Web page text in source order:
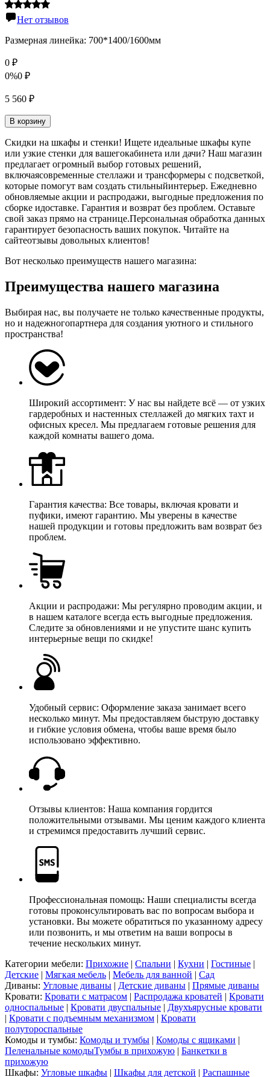
Нет отзывов
Размерная линейка: 700*1400/1600мм
0 ₽
0%0 ₽
5 560 ₽
В корзину
Скидки на шкафы и стенки! Ищете идеальные шкафы купе
или узкие стенки для вашегокабинета или дачи? Наш магазин
предлагает огромный выбор готовых решений,
включаясовременные стеллажи и трансформеры с подсветкой,
которые помогут вам создать стильныйинтерьер. Ежедневно
обновляемые акции и распродажи, выгодные предложения по
сборке идоставке. Гарантия и возврат без проблем. Оставьте
свой заказ прямо на странице.Персональная обработка данных
гарантирует безопасность ваших покупок. Читайте на
сайтеотзывы довольных клиентов!
Вот несколько преимуществ нашего магазина:
Преимущества нашего магазина
Выбирая нас, вы получаете не только качественные продукты,
но и надежногопартнера для создания уютного и стильного
пространства!
Широкий ассортимент: У нас вы найдете всё — от узких
гардеробных и настенных стеллажей до мягких тахт и
офисных кресел. Мы предлагаем готовые решения для
каждой комнаты вашего дома.
Гарантия качества: Все товары, включая кровати и
пуфики, имеют гарантию. Мы уверены в качестве
нашей продукции и готовы предложить вам возврат без
проблем.
Акции и распродажи: Мы регулярно проводим акции, и
в нашем каталоге всегда есть выгодные предложения.
Следите за обновлениями и не упустите шанс купить
интерьерные вещи по скидке!
Удобный сервис: Оформление заказа занимает всего
несколько минут. Мы предоставляем быструю доставку
и гибкие условия обмена, чтобы ваше время было
использовано эффективно.
Отзывы клиентов: Наша компания гордится
положительными отзывами. Мы ценим каждого клиента
и стремимся предоставить лучший сервис.
Профессиональная помощь: Наши специалисты всегда
готовы проконсультировать вас по вопросам выбора и
установки. Вы можете обратиться по указанному адресу
или позвонить, и мы ответим на ваши вопросы в
течение нескольких минут.
Категории мебели: Прихожие | Спальни | Кухни | Гостиные |
Детские | Мягкая мебель | Мебель для ванной | Сад
Диваны: Угловые диваны | Детские диваны | Прямые диваны
Кровати: Кровати с матрасом | Распродажа кроватей | Кровати
односпальные | Кровати двуспальные | Двухъярусные кровати
| Кровати с подъемным механизмом | Кровати
полутороспальные
Комоды и тумбы: Комоды и тумбы | Комоды с ящиками |
Пеленальные комодыТумбы в прихожую | Банкетки в
прихожую
Шкафы: Угловые шкафы | Шкафы для детской | Распашные